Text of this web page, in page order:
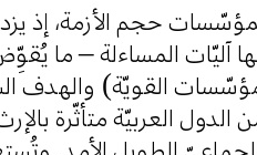
حجم الأزمة، إذ
آليّات المساءلة –
القويّة) والهدف
من الدول العربيّة